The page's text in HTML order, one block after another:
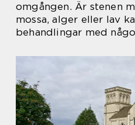
omgången. Är stenen
mossa, alger eller lav
behandlingar med